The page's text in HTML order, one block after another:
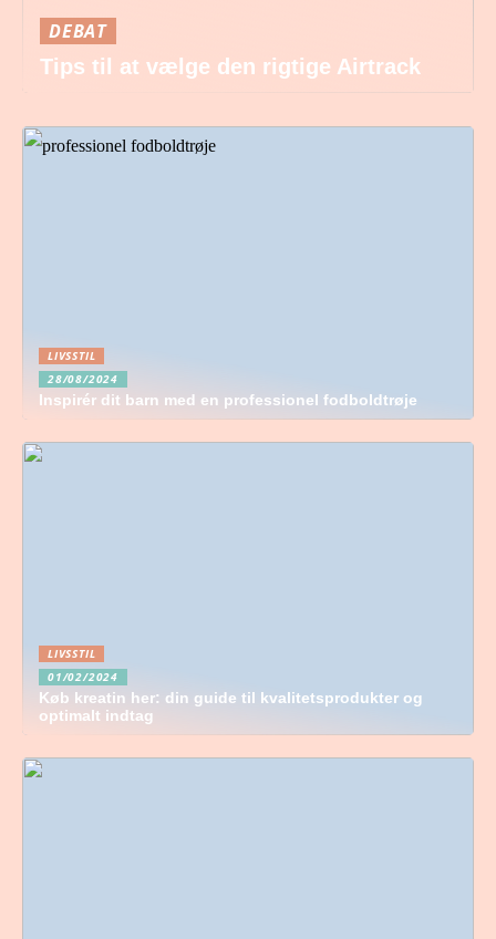
DEBAT
Tips til at vælge den rigtige Airtrack
LIVSSTIL
28/08/2024
Inspirér dit barn med en professionel fodboldtrøje
LIVSSTIL
01/02/2024
Køb kreatin her: din guide til kvalitetsprodukter og
optimalt indtag